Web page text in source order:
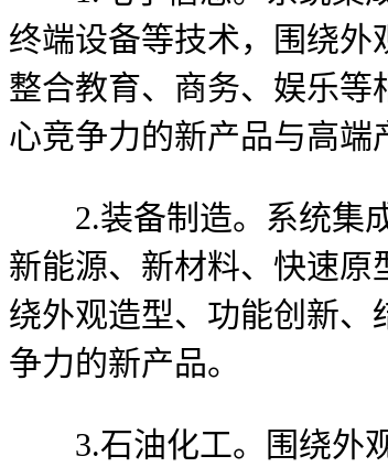
终端设备等技术，围绕外
整合教育、商务、娱乐
心竞争力的新产品与高端
2.装备制造。系统集成
新能源、新材料、快速原
绕外观造型、功能创新
争力的新产品。
3.石油化工。围绕外观